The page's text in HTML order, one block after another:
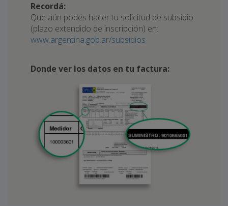
Recordá:
Que aún podés hacer tu solicitud de subsidio
(plazo extendido de inscripción) en:
www.argentina.gob.ar/subsidios
Donde ver los datos en tu factura: